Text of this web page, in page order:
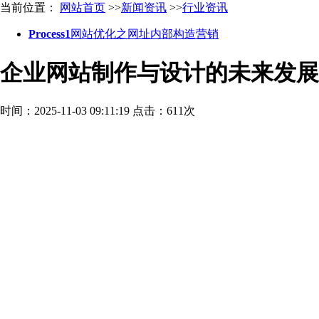
当前位置： 网站首页 >>新闻资讯 >>行业资讯
Process1 网站优化之网址内部构造营销
企业网站制作与设计的未来发
时间：2025-11-03 09:11:19 点击：611次